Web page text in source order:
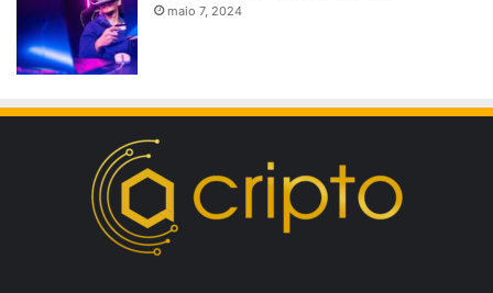
maio 7, 2024